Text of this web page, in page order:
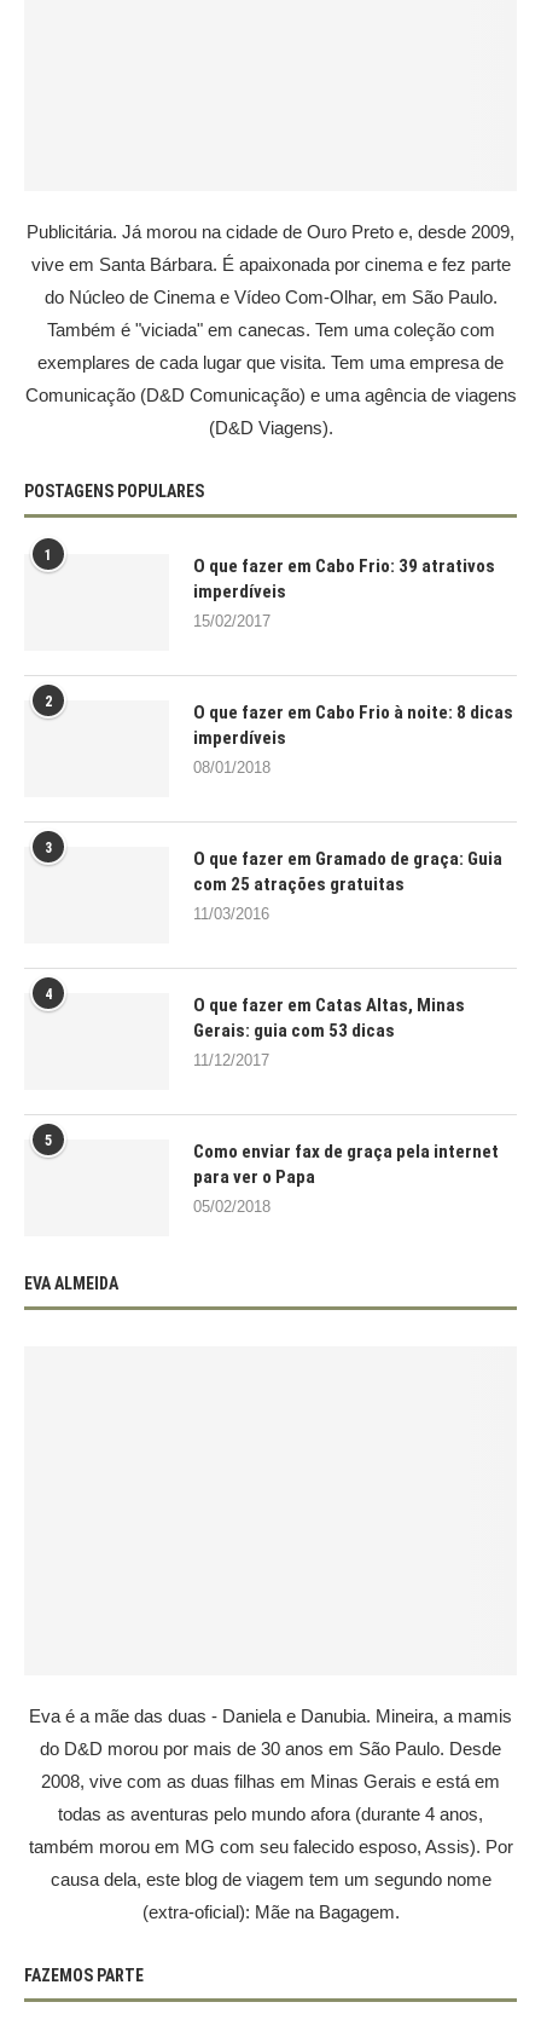
Publicitária. Já morou na cidade de Ouro Preto e, desde 2009,
vive em Santa Bárbara. É apaixonada por cinema e fez parte
do Núcleo de Cinema e Vídeo Com-Olhar, em São Paulo.
Também é "viciada" em canecas. Tem uma coleção com
exemplares de cada lugar que visita. Tem uma empresa de
Comunicação (D&D Comunicação) e uma agência de viagens
(D&D Viagens).
POSTAGENS POPULARES
1
O que fazer em Cabo Frio: 39 atrativos
imperdíveis
15/02/2017
2
O que fazer em Cabo Frio à noite: 8 dicas
imperdíveis
08/01/2018
3
O que fazer em Gramado de graça: Guia
com 25 atrações gratuitas
11/03/2016
4
O que fazer em Catas Altas, Minas
Gerais: guia com 53 dicas
11/12/2017
5
Como enviar fax de graça pela internet
para ver o Papa
05/02/2018
EVA ALMEIDA
Eva é a mãe das duas - Daniela e Danubia. Mineira, a mamis
do D&D morou por mais de 30 anos em São Paulo. Desde
2008, vive com as duas filhas em Minas Gerais e está em
todas as aventuras pelo mundo afora (durante 4 anos,
também morou em MG com seu falecido esposo, Assis). Por
causa dela, este blog de viagem tem um segundo nome
(extra-oficial): Mãe na Bagagem.
FAZEMOS PARTE